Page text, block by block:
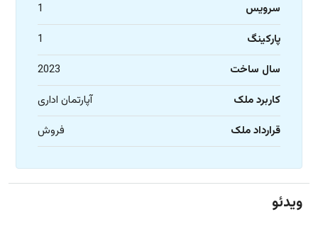
سرویس
1
پارکینگ
1
سال ساخت
2023
کاربرد ملک
آپارتمان اداری
قرارداد ملک
فروش
ویدئو